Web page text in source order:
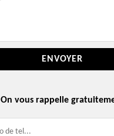
On vous rappelle